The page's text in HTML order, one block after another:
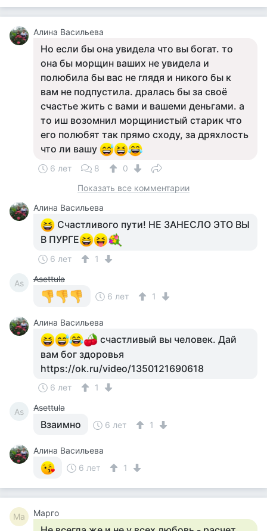
Алина Васильева
Но если бы она увидела что вы богат. то
она бы морщин ваших не увидела и
полюбила бы вас не глядя и никого бы к
вам не подпустила. дралась бы за своё
счастье жить с вами и вашеми деньгами. а
то иш возомнил морщинистый старик что
его полюбят так прямо сходу, за дряхлость
что ли вашу
6 лет 8
0
Показать все комментарии
Алина Васильева
Счастливого пути! НЕ ЗАНЕСЛО ЭТО ВЫ
В ПУРГЕ
6 лет 1
As
Asettula
6 лет
1
Алина Васильева
счастливый вы человек. Дай
вам бог здоровья
https://ok.ru/video/1350121690618
6 лет 1
As Asettula
Взаимно 6 лет 1
Алина Васильева
6 лет
1
Ма Марго